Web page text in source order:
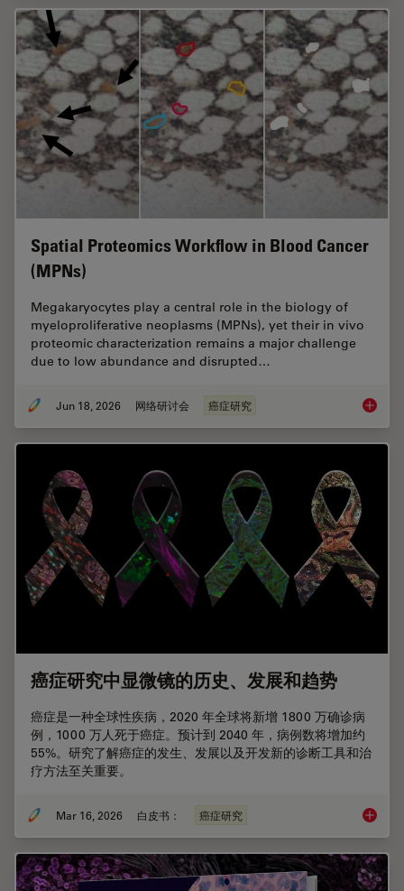
Spatial Proteomics Workflow in Blood Cancer
(MPNs)
Megakaryocytes play a central role in the biology of
myeloproliferative neoplasms (MPNs), yet their in vivo
proteomic characterization remains a major challenge
due to low abundance and disrupted…
Jun 18, 2026 网络研讨会 癌症研究 Spatial
癌症研究中显微镜的历史、发展和趋势
癌症是一种全球性疾病，2020 年全球将新增 1800 万确诊病
例，1000 万人死于癌症。预计到 2040 年，病例数将增加约
55%。研究了解癌症的发生、发展以及开发新的诊断工具和治
疗方法至关重要。
Mar 16, 2026 白皮书： 癌症研究 癌症研